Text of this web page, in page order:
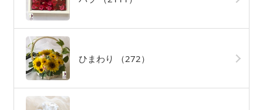
ひまわり （272）